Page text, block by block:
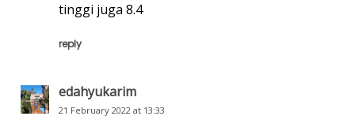
tinggi juga 8.4
reply
edahyukarim
21 February 2022 at 13:33